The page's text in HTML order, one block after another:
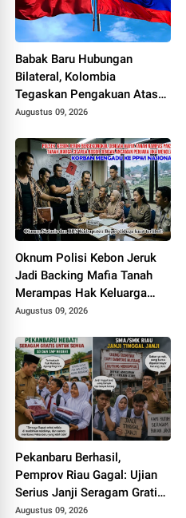
Babak Baru Hubungan
Bilateral, Kolombia
Tegaskan Pengakuan Atas
Kedaulatan Maroko di
Augustus 09, 2026
Oknum Polisi Kebon Jeruk
Jadi Backing Mafia Tanah
Merampas Hak Keluarga
Ambar Witjaksono Sutarman
Augustus 09, 2026
Pekanbaru Berhasil,
Pemprov Riau Gagal: Ujian
Serius Janji Seragam Gratis
di Bumi Lancang Kuning
Augustus 09, 2026